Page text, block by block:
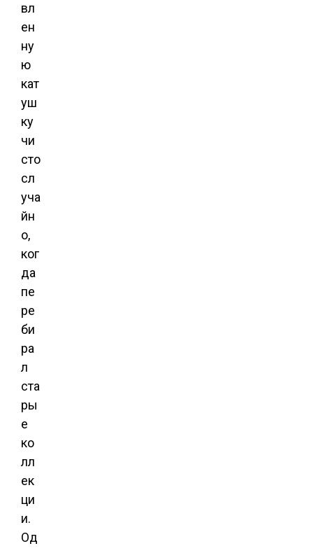
вл
ен
ну
ю
кат
уш
ку
чи
сто
сл
уча
йн
о,
ког
да
пе
ре
би
ра
л
ста
ры
е
ко
лл
ек
ци
и.
Од